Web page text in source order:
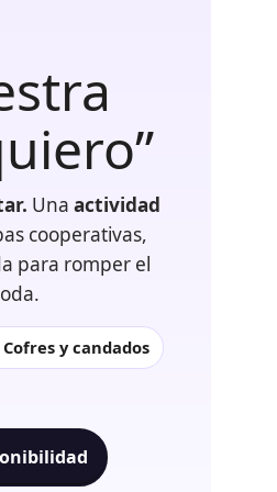
Una actividad
cooperativas,
para romper el
Cofres y candados